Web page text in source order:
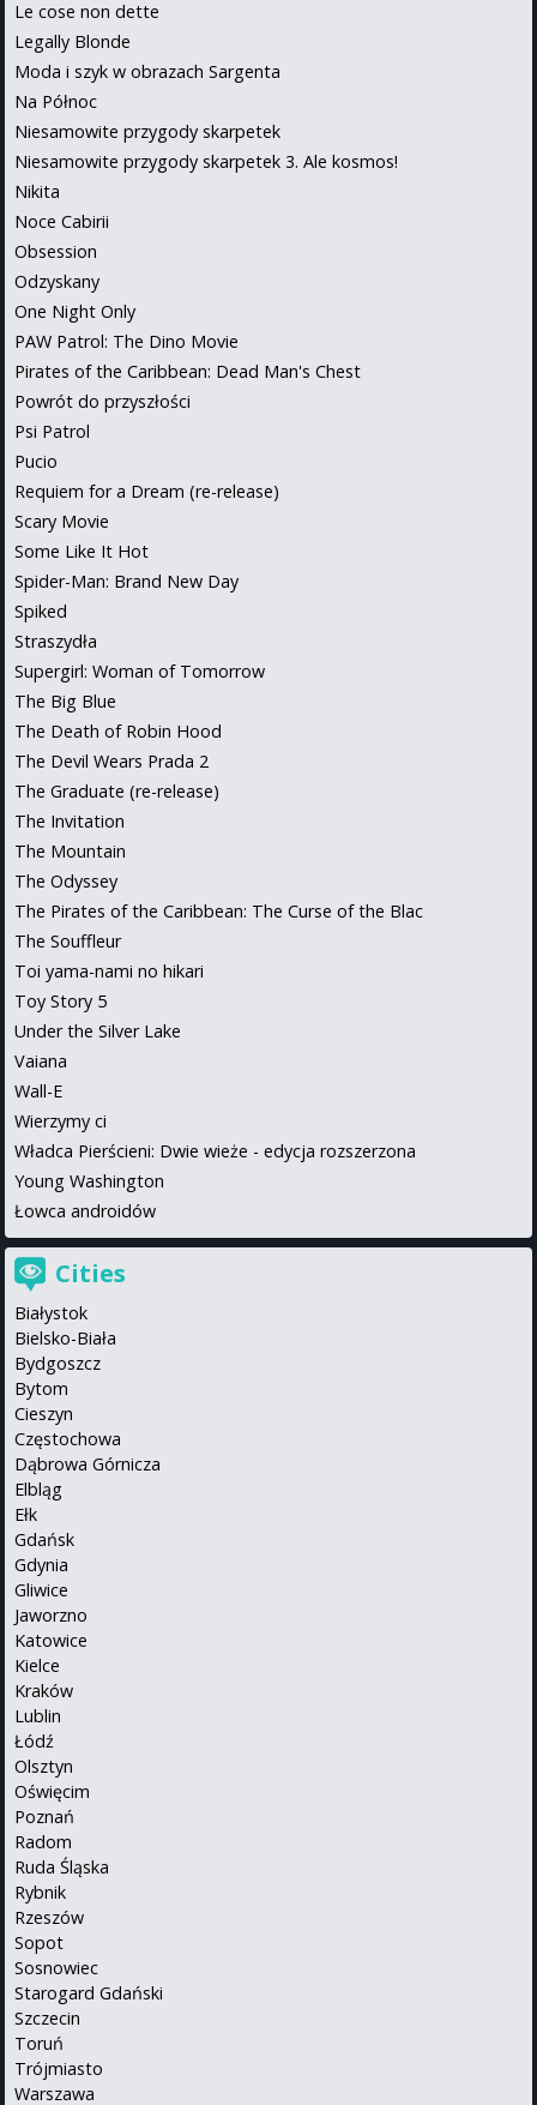
Le cose non dette
Legally Blonde
Moda i szyk w obrazach Sargenta
Na Północ
Niesamowite przygody skarpetek
Niesamowite przygody skarpetek 3. Ale kosmos!
Nikita
Noce Cabirii
Obsession
Odzyskany
One Night Only
PAW Patrol: The Dino Movie
Pirates of the Caribbean: Dead Man's Chest
Powrót do przyszłości
Psi Patrol
Pucio
Requiem for a Dream (re-release)
Scary Movie
Some Like It Hot
Spider-Man: Brand New Day
Spiked
Straszydła
Supergirl: Woman of Tomorrow
The Big Blue
The Death of Robin Hood
The Devil Wears Prada 2
The Graduate (re-release)
The Invitation
The Mountain
The Odyssey
The Pirates of the Caribbean: The Curse of the Blac
The Souffleur
Toi yama-nami no hikari
Toy Story 5
Under the Silver Lake
Vaiana
Wall-E
Wierzymy ci
Władca Pierścieni: Dwie wieże - edycja rozszerzona
Young Washington
Łowca androidów
Cities
Białystok
Bielsko-Biała
Bydgoszcz
Bytom
Cieszyn
Częstochowa
Dąbrowa Górnicza
Elbląg
Ełk
Gdańsk
Gdynia
Gliwice
Jaworzno
Katowice
Kielce
Kraków
Lublin
Łódź
Olsztyn
Oświęcim
Poznań
Radom
Ruda Śląska
Rybnik
Rzeszów
Sopot
Sosnowiec
Starogard Gdański
Szczecin
Toruń
Trójmiasto
Warszawa